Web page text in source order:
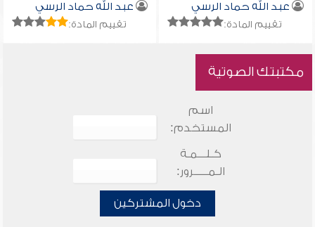
عبد الله حماد الرسي
تقييم المادة:
عبد الله حماد الرسي
تقييم المادة:
مكتبتك الصوتية
اسم
المستخدم:
كـلـــمـة
الـمـــــرور:
دخول المشتركين